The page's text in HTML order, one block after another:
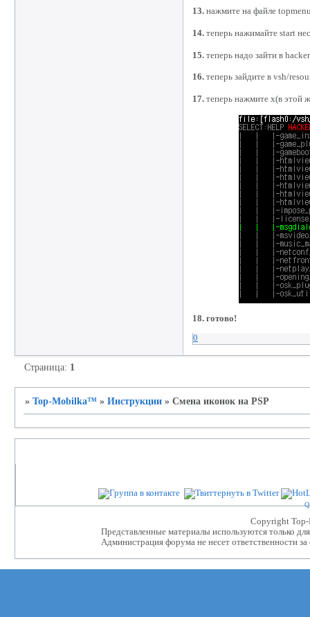
13. нажмите на файле
14. теперь нажимайте start
15. теперь надо зайти в
16. теперь зайдите в vsh/
17. теперь нажмите x(в этой
18. готово!
0
Страница: 1
»Top-Mobilka™ »Инструкции »Смена иконок на PSP
Сopyright
Представленные материалы используются только
Администрация форума не несет ответственности